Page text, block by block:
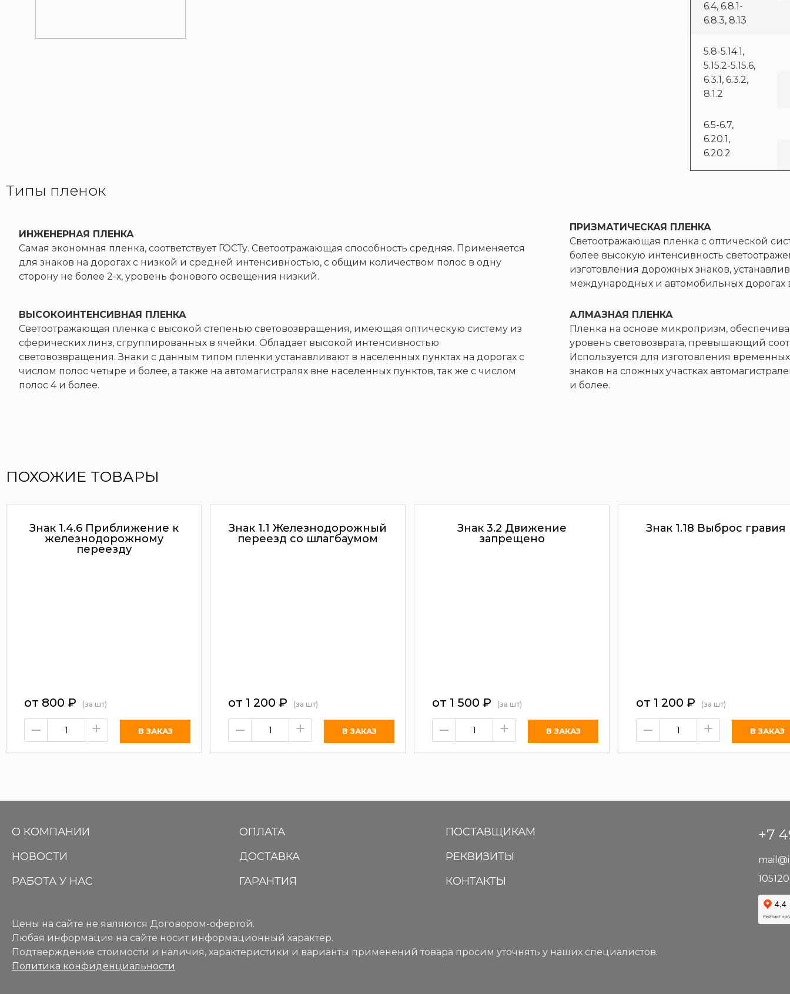
6.4, 6.8.1-
6.8.3, 8.13
5.8-5.14.1,
5.15.2-5.15.6,
6.3.1, 6.3.2,
8.1.2
6.5-6.7,
6.20.1,
6.20.2
Типы пленок
ИНЖЕНЕРНАЯ ПЛЕНКА
Самая экономная пленка, соответствует ГОСТу. Светоотражающая способность средняя. Применяется
для знаков на дорогах с низкой и средней интенсивностью, с общим количеством полос в одну
сторону не более 2-х, уровень фонового освещения низкий.
ПРИЗМАТИЧЕСКАЯ ПЛЕНКА
Светоотражающая пленка с оптической
более высокую интенсивность
изготовления дорожных знаков,
международных и автомобильных дорогах
ВЫСОКОИНТЕНСИВНАЯ ПЛЕНКА
Светоотражающая пленка с высокой степенью световозвращения, имеющая оптическую систему из
сферических линз, сгруппированных в ячейки. Обладает высокой интенсивностью
световозвращения. Знаки с данным типом пленки устанавливают в населенных пунктах на дорогах с
числом полос четыре и более, а также на автомагистралях вне населенных пунктов, так же с числом
полос 4 и более.
АЛМАЗНАЯ ПЛЕНКА
Пленка на основе микропризм,
уровень световозврата, превышающий
Используется для изготовления
знаков на сложных участках
и более.
ПОХОЖИЕ ТОВАРЫ
Знак 1.4.6 Приближение к
железнодорожному
переезду
от 800 ₽ (за шт)
– +
Знак 1.1 Железнодорожный
переезд со шлагбаумом
от 1 200 ₽ (за шт)
– +
Знак 3.2 Движение
запрещено
от 1 500 ₽ (за шт)
– +
Знак 1.18 Выброс гравия
от 1 200 ₽ (за шт)
– +
О КОМПАНИИ
НОВОСТИ
РАБОТА У НАС
ОПЛАТА
ДОСТАВКА
ГАРАНТИЯ
ПОСТАВЩИКАМ
РЕКВИЗИТЫ
КОНТАКТЫ
Цены на сайте не являются Договором-офертой.
Любая информация на сайте носит информационный характер.
Подтверждение стоимости и наличия, характеристики и варианты применений товара просим уточнять у наших специалистов.
Политика конфиденциальности
+7